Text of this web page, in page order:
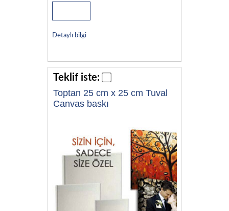
Detaylı bilgi
Teklif iste:
Toptan 25 cm x 25 cm Tuval
Canvas baskı